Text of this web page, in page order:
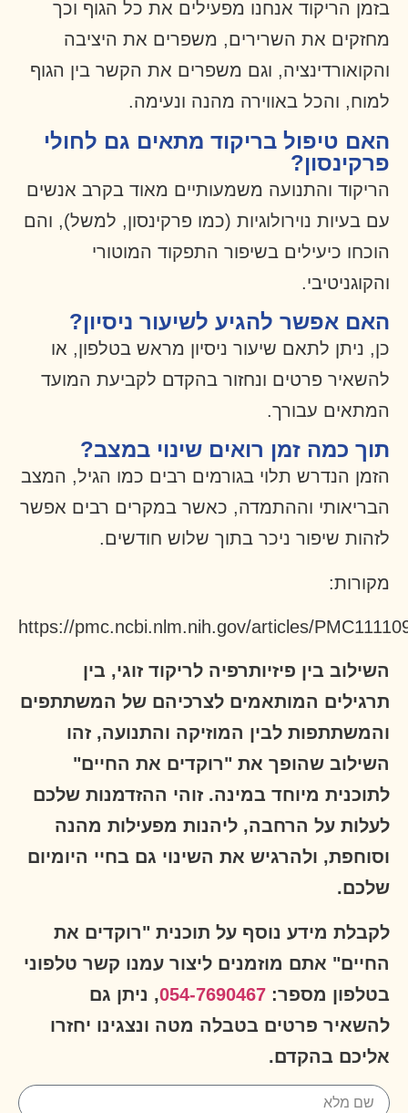
בזמן הריקוד אנחנו מפעילים את כל הגוף וכך
מחזקים את השרירים, משפרים את היציבה
והקואורדינציה, וגם משפרים את הקשר בין הגוף
למוח, והכל באווירה מהנה ונעימה.
האם טיפול בריקוד מתאים גם לחולי
פרקינסון?
הריקוד והתנועה משמעותיים מאוד בקרב אנשים
עם בעיות נוירולוגיות (כמו פרקינסון, למשל), והם
הוכחו כיעילים בשיפור התפקוד המוטורי
והקוגניטיבי.
האם אפשר להגיע לשיעור ניסיון?
כן, ניתן לתאם שיעור ניסיון מראש בטלפון, או
להשאיר פרטים ונחזור בהקדם לקביעת המועד
המתאים עבורך.
תוך כמה זמן רואים שינוי במצב?
הזמן הנדרש תלוי בגורמים רבים כמו הגיל, המצב
הבריאותי וההתמדה, כאשר במקרים רבים אפשר
לזהות שיפור ניכר בתוך שלוש חודשים.
מקורות:
https://pmc.ncbi.nlm.nih.gov/articles/
השילוב בין פיזיותרפיה לריקוד זוגי, בין
תרגילים המותאמים לצרכיהם של המשתתפים
והמשתתפות לבין המוזיקה והתנועה, זהו
השילוב שהופך את "רוקדים את החיים"
לתוכנית מיוחד במינה. זוהי ההזדמנות שלכם
לעלות על הרחבה, ליהנות מפעילות מהנה
וסוחפת, ולהרגיש את השינוי גם בחיי היומיום
שלכם.
לקבלת מידע נוסף על תוכנית "רוקדים את
החיים" אתם מוזמנים ליצור עמנו קשר טלפוני
בטלפון מספר: 054-7690467, ניתן גם
להשאיר פרטים בטבלה מטה ונצגינו יחזרו
אליכם בהקדם.